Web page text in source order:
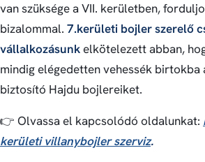
van szüksége a VII. kerületben,
bizalommal. 7.kerületi bojler szerelő
vállalkozásunkelkötelezett abban,
mindig elégedetten vehessék birtokba
biztosító Hajdu bojlereiket.
👉 Olvassa el kapcsolódó oldalunkat:
kerületi villanybojler szerviz.